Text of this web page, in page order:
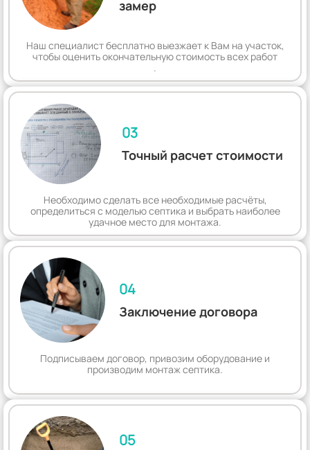
замер
Наш специалист бесплатно выезжает к Вам на участок,
чтобы оценить окончательную стоимость всех работ
.
03
Точный расчет стоимости
Необходимо сделать все необходимые расчёты,
определиться с моделью септика и выбрать наиболее
удачное место для монтажа.
04
Заключение договора
Подписываем договор, привозим оборудование и
производим монтаж септика.
05